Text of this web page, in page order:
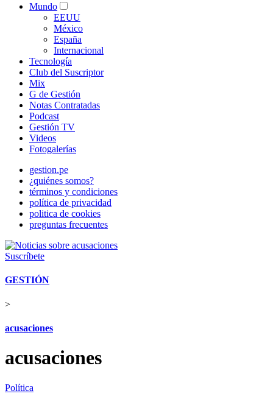
Mundo
EEUU
México
España
Internacional
Tecnología
Club del Suscriptor
Mix
G de Gestión
Notas Contratadas
Podcast
Gestión TV
Videos
Fotogalerías
gestion.pe
¿quiénes somos?
términos y condiciones
política de privacidad
politica de cookies
preguntas frecuentes
Suscríbete
GESTIÓN
>
acusaciones
acusaciones
Política